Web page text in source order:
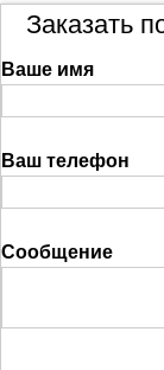
Заказать
Ваше имя
Ваш телефон
Сообщение